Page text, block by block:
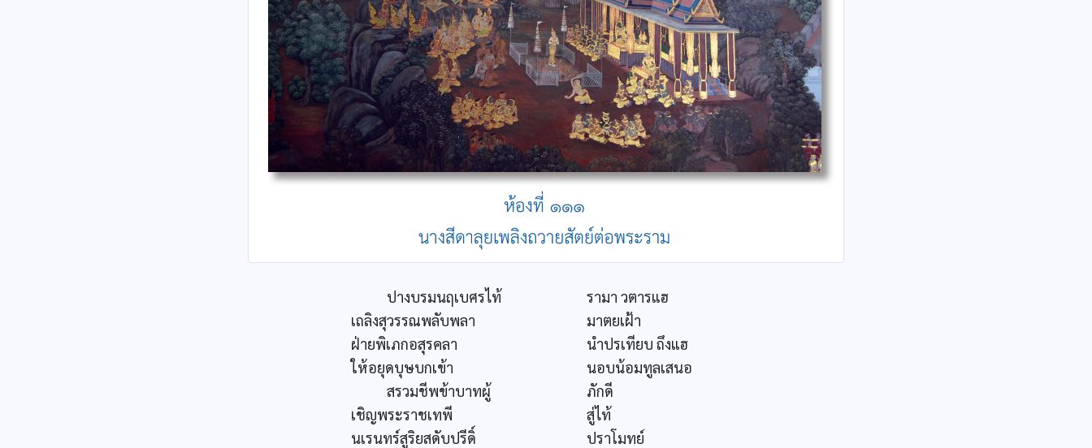
ปางบรมนฤเบศรไท้
รามา วตารแฮ
เถลิงสุวรรณพลับพลา
มาตยเฝ้า
ฝ่ายพิเภกอสุรคลา
นำปรเทียบ ถึงแฮ
ให้อยุดบุษบกเข้า
นอบน้อมทูลเสนอ
สรวมชีพข้าบาทผู้
ภักดี
เชิญพระราชเทพี
สู่ไท้
นเรนทร์สูริยสดับปรีดิ์
ปราโมทย์